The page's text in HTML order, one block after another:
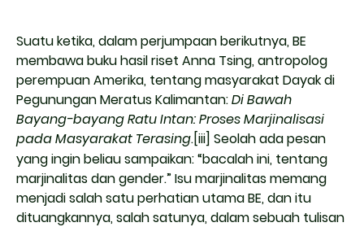
Suatu ketika, dalam perjumpaan berikutnya, BE
membawa buku hasil riset Anna Tsing, antropolog
perempuan Amerika, tentang masyarakat Dayak di
Pegunungan Meratus Kalimantan:Di Bawah
Bayang-bayang Ratu Intan: Proses Marjinalisasi
pada Masyarakat Terasing.[iii] Seolah ada pesan
yang ingin beliau sampaikan: “bacalah ini, tentang
marjinalitas dan gender.” Isu marjinalitas memang
menjadi salah satu perhatian utama BE, dan itu
dituangkannya, salah satunya, dalam sebuah tulisan